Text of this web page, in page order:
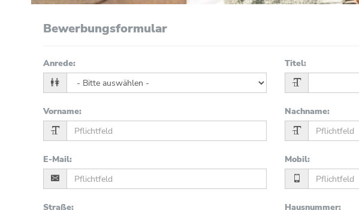
Bewerbungsformular
Anrede: Titel:
Vorname: Nachname:
E-Mail: Mobil:
Straße: Hausnummer: